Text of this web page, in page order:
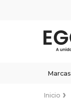
Marcas
Inicio